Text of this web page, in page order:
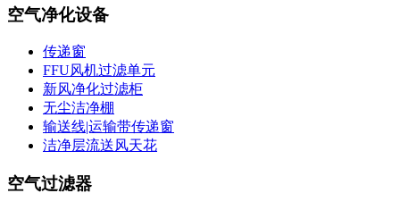
空气净化设备
传递窗
FFU风机过滤单元
新风净化过滤柜
无尘洁净棚
输送线|运输带传递窗
洁净层流送风天花
空气过滤器